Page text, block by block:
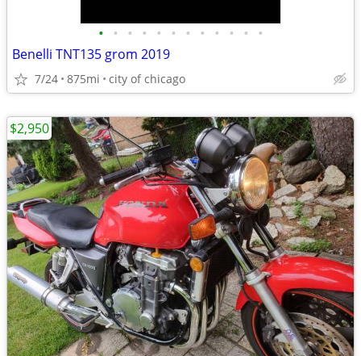
• • • • • • • • • • • •
Benelli TNT135 grom 2019
7/24 875mi city of chicago
$2,950